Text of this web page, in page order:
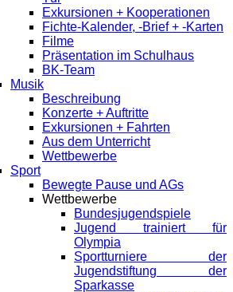
Exkursionen + Kooperationen
Fichte-Kalender, -Brief + -Karten
Filme
Präsentation im Schulhaus
BK-Team
Musik
Beschreibung
Konzerte + Auftritte
Exkursionen + Fahrten
Aus dem Unterricht
Wettbewerbe
Sport
Bewegte Pause und AGs
Wettbewerbe
Bundesjugendspiele
Jugend trainiert für
Olympia
Sportturniere der
Jugendstiftung der
Sparkasse